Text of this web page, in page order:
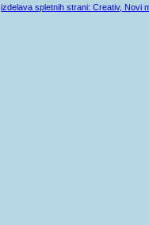
izdelava spletnih strani: Creativ, Novi